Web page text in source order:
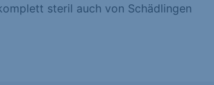
steril auch von Schädlingen